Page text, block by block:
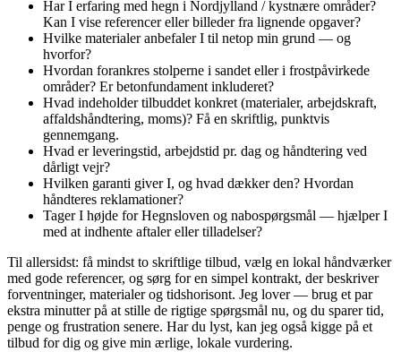
Har I erfaring med hegn i Nordjylland / kystnære områder?
Kan I vise referencer eller billeder fra lignende opgaver?
Hvilke materialer anbefaler I til netop min grund — og
hvorfor?
Hvordan forankres stolperne i sandet eller i frostpåvirkede
områder? Er betonfundament inkluderet?
Hvad indeholder tilbuddet konkret (materialer, arbejdskraft,
affaldshåndtering, moms)? Få en skriftlig, punktvis
gennemgang.
Hvad er leveringstid, arbejdstid pr. dag og håndtering ved
dårligt vejr?
Hvilken garanti giver I, og hvad dækker den? Hvordan
håndteres reklamationer?
Tager I højde for Hegnsloven og nabospørgsmål — hjælper I
med at indhente aftaler eller tilladelser?
Til allersidst: få mindst to skriftlige tilbud, vælg en lokal håndværker
med gode referencer, og sørg for en simpel kontrakt, der beskriver
forventninger, materialer og tidshorisont. Jeg lover — brug et par
ekstra minutter på at stille de rigtige spørgsmål nu, og du sparer tid,
penge og frustration senere. Har du lyst, kan jeg også kigge på et
tilbud for dig og give min ærlige, lokale vurdering.